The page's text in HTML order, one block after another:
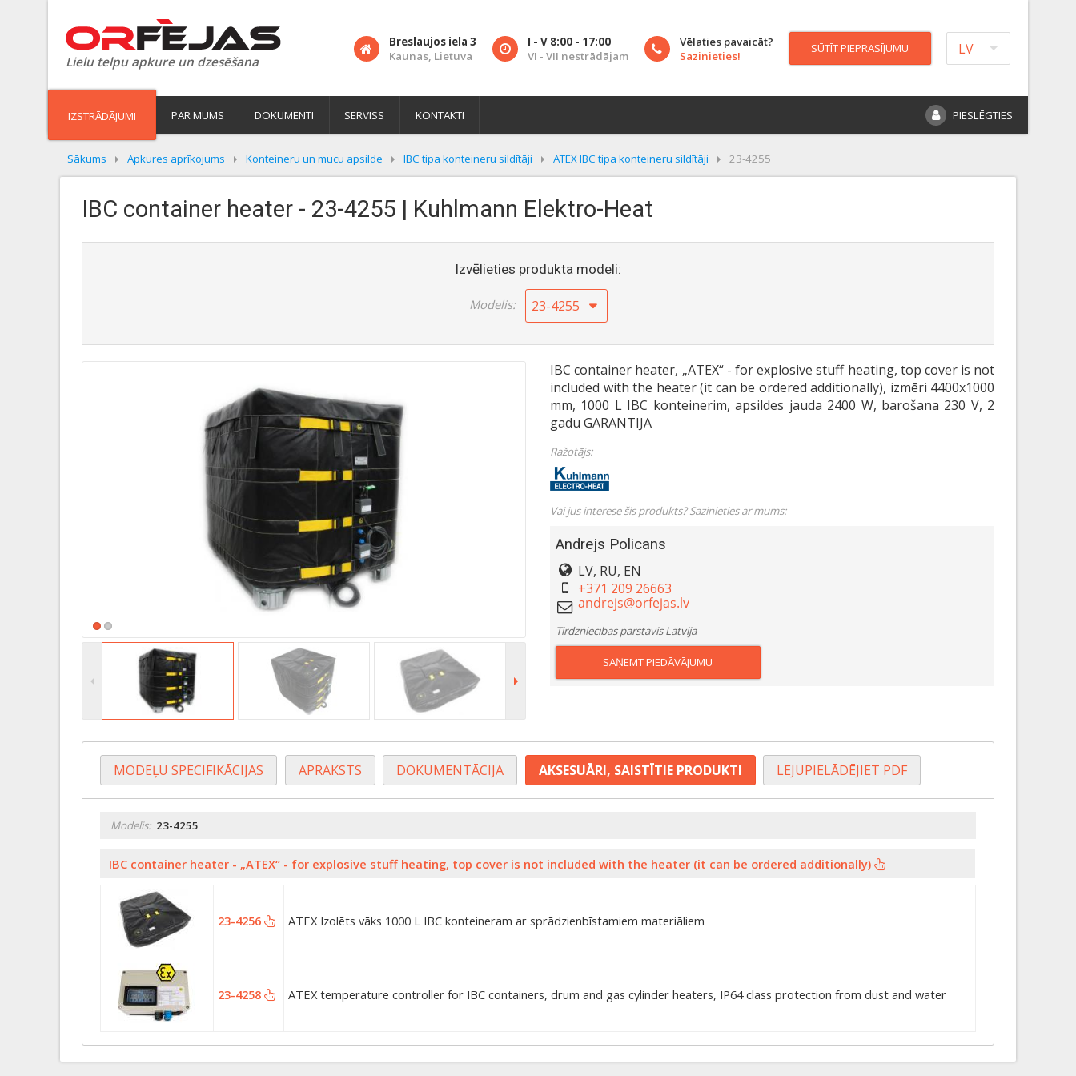
Lielu telpu apkure un dzesēšana
LV
Breslaujos iela 3
Kaunas, Lietuva
I - V 8:00 - 17:00
VI - VII nestrādājam
Vēlaties pavaicāt?
Sazinieties!
SŪTĪT PIEPRASĪJUMU
IZSTRĀDĀJUMI PAR MUMS DOKUMENTI SERVISS KONTAKTI PIESLĒGTIES
Sākums Apkures aprīkojums Konteineru un mucu apsilde IBC tipa konteineru sildītāji ATEX IBC tipa konteineru sildītāji 23-4255
IBC container heater - 23-4255 | Kuhlmann Elektro-Heat
Izvēlieties produkta modeli:
Modelis: 23-4255
IBC container heater, „ATEX“ - for explosive stuff heating, top cover is not
included with the heater (it can be ordered additionally), izmēri 4400x1000
mm, 1000 L IBC konteinerim, apsildes jauda 2400 W, barošana 230 V, 2
gadu GARANTIJA
Ražotājs:
Vai jūs interesē šis produkts? Sazinieties ar mums:
Andrejs Policans
LV, RU, EN
+371 209 26663
Tirdzniecības pārstāvis Latvijā
SAŅEMT PIEDĀVĀJUMU
MODEĻU SPECIFIKĀCIJAS APRAKSTS DOKUMENTĀCIJA AKSESUĀRI, SAISTĪTIE PRODUKTI LEJUPIELĀDĒJIET PDF
Modelis: 23-4255
IBC container heater - „ATEX“ - for explosive stuff heating, top cover is not included with the heater (it can be ordered additionally)
23-4256 ATEX Izolēts vāks 1000 L IBC konteineram ar sprādzienbīstamiem materiāliem
23-4258 ATEX temperature controller for IBC containers, drum and gas cylinder heaters, IP64 class protection from dust and water